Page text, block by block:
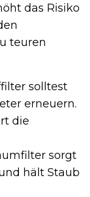
das Risiko
teuren
solltest
erneuern.
die
sorgt
hält Staub